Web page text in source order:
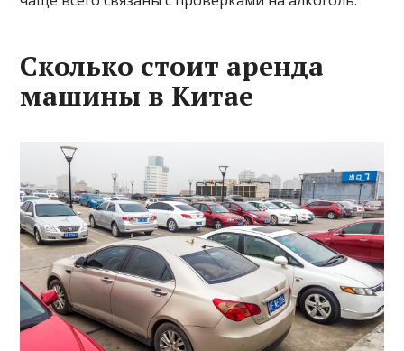
Сколько стоит аренда
машины в Китае